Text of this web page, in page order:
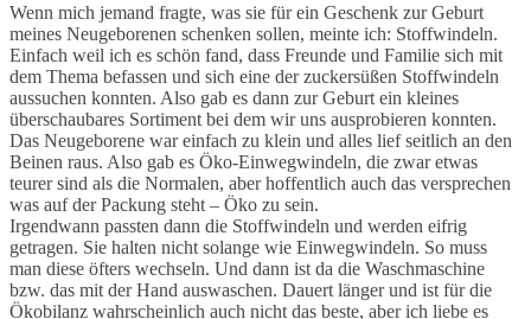
Wenn mich jemand fragte, was sie für ein Geschenk zur Geburt
meines Neugeborenen schenken sollen, meinte ich: Stoffwindeln.
Einfach weil ich es schön fand, dass Freunde und Familie sich mit
dem Thema befassen und sich eine der zuckersüßen Stoffwindeln
aussuchen konnten. Also gab es dann zur Geburt ein kleines
überschaubares Sortiment bei dem wir uns ausprobieren konnten.
Das Neugeborene war einfach zu klein und alles lief seitlich an den
Beinen raus. Also gab es Öko-Einwegwindeln, die zwar etwas
teurer sind als die Normalen, aber hoffentlich auch das versprechen
was auf der Packung steht – Öko zu sein.
Irgendwann passten dann die Stoffwindeln und werden eifrig
getragen. Sie halten nicht solange wie Einwegwindeln. So muss
man diese öfters wechseln. Und dann ist da die Waschmaschine
bzw. das mit der Hand auswaschen. Dauert länger und ist für die
Ökobilanz wahrscheinlich auch nicht das beste, aber ich liebe es